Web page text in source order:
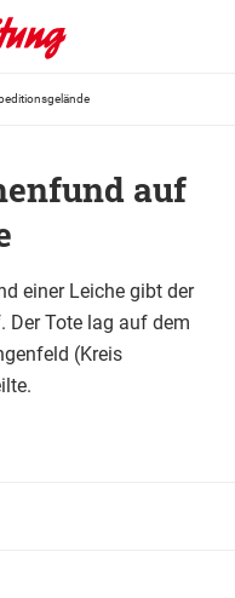
auf
einer Leiche gibt der
Der Tote lag auf dem
(Kreis